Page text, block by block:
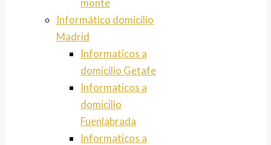
monte
Informático domicilio
Madrid
Informaticos a
domicilio Getafe
Informaticos a
domicilio
Fuenlabrada
Informaticos a